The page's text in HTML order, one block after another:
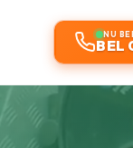
NU
BEL